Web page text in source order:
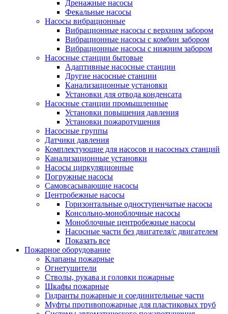
Дренажные насосы
Фекальные насосы
Насосы вибрационные
Вибрационные насосы с верхним забором
Вибрационные насосы с комбин забором
Вибрационные насосы с нижним забором
Насосные станции бытовые
Адаптивные насосные станции
Другие насосные станции
Канализационные установки
Установки для отвода конденсата
Насосные станции промышленные
Установки повышения давления
Установки пожаротушения
Насосные группы
Датчики давления
Комплектующие для насосов и насосных станций
Канализационные установки
Насосы циркуляционные
Погружные насосы
Самовсасывающие насосы
Центробежные насосы
Горизонтальные одноступенчатые насосы
Консольно-моноблочные насосы
Моноблочные центробежные насосы
Насосные части без двигателя/с двигателем
Показать все
Пожарное оборудование
Клапаны пожарные
Огнетушители
Стволы, рукава и головки пожарные
Шкафы пожарные
Гидранты пожарные и соединительные части
Муфты противопожарные для пластиковых труб